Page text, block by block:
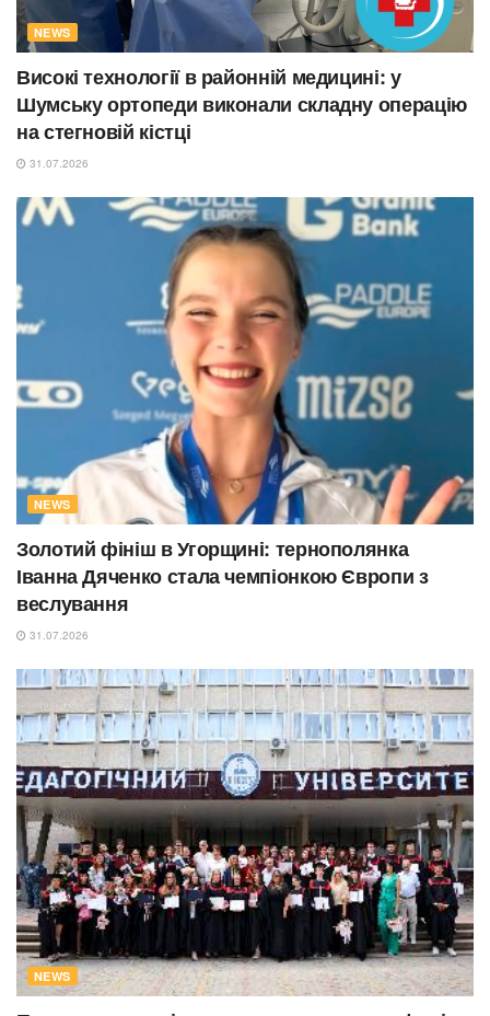
NEWS
Високі технології в районній медицині: у
Шумську ортопеди виконали складну операцію
на стегновій кістці
31.07.2026
NEWS
Золотий фініш в Угорщині: тернополянка
Іванна Дяченко стала чемпіонкою Європи з
веслування
31.07.2026
NEWS